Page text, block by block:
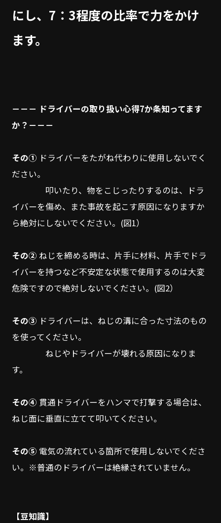
にし、7：3程度の比率で力をかけ
ます。
－－－ ドライバーの取り扱い心得7か条知ってます
か？－－－
その① ドライバーをたがね代わりに使用しないでく
ださい。
叩いたり、物をこじったりするのは、ドラ
イバーを傷め、また事故を起こす原因になりますか
ら絶対にしないでください。(図1）
その② ねじを締める時は、片手に材料、片手でドラ
イバーを持つなど不安定な状態で使用するのは大変
危険ですので絶対しないでください。(図2）
その③ ドライバーは、ねじの溝に合った寸法のもの
を使ってください。
ねじやドライバーが壊れる原因になりま
す。
その④ 貫通ドライバーをハンマで打撃する場合は、
ねじ面に垂直に立てて叩いてください。
その⑤ 電気の流れている箇所で使用しないでくださ
い。※普通のドライバーは絶縁されていません。
【豆知識】